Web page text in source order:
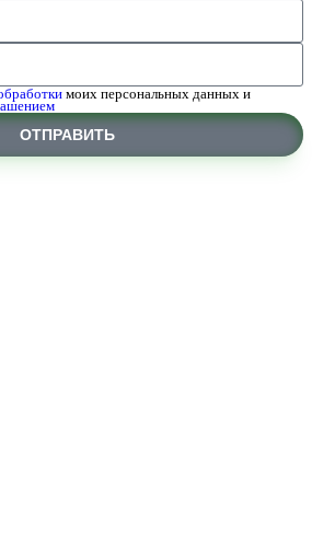
моих персональных данных и
ОТПРАВИТЬ